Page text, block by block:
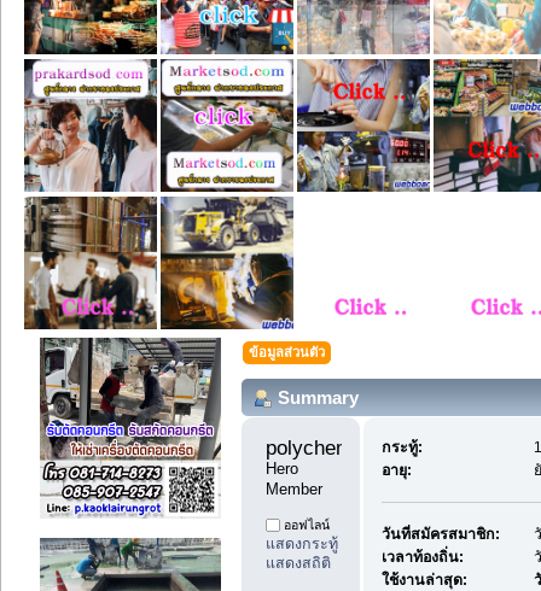
ข้อมูลส่วนตัว
Summary
polychemicals11
Hero
Member
ออฟไลน์
แสดงกระทู้
แสดงสถิติ
กระทู้:
อายุ:
วันที่สมัครสมาชิก:
เวลาท้องถิ่น:
ใช้งานล่าสุด: